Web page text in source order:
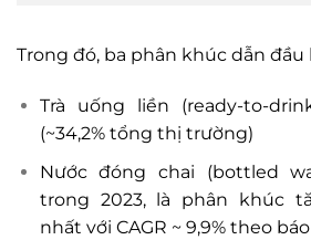
Trong đó, ba phân khúc dẫn đầu
Trà uống liền (ready-to-
(~34,2% tổng thị trường)
Nước đóng chai (bottled
trong 2023, là phân khúc
nhất với CAGR ~ 9,9% theo